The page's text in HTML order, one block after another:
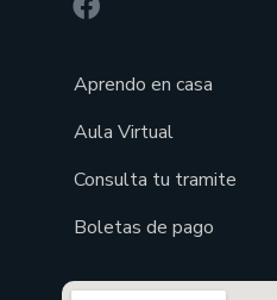
Aprendo en casa
Aula Virtual
Consulta tu tramite
Boletas de pago